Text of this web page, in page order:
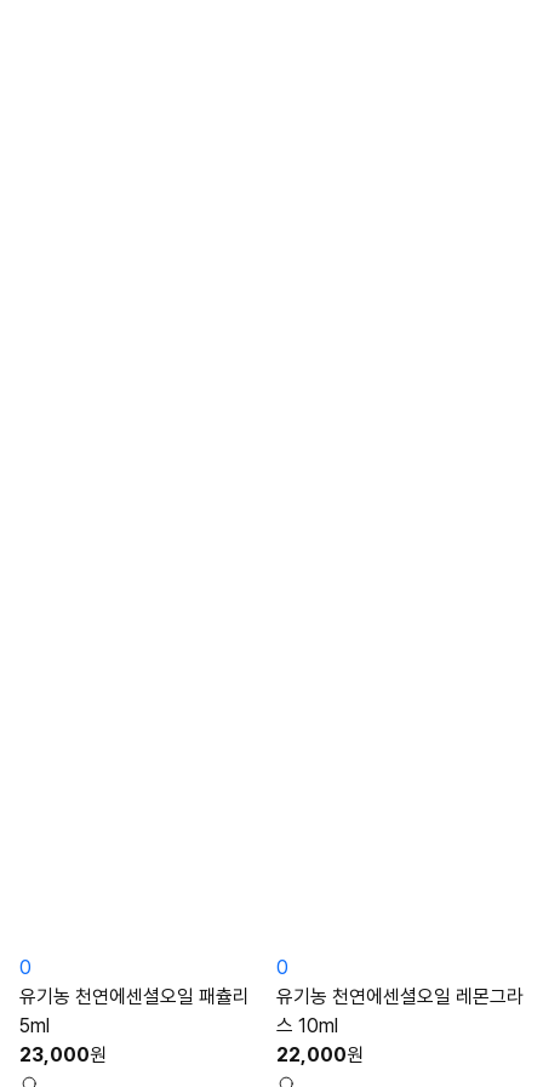
0
유기농 천연에센셜오일 패츌리
5ml
23,000원
0
유기농 천연에센셜오일 레몬그라
스 10ml
22,000원